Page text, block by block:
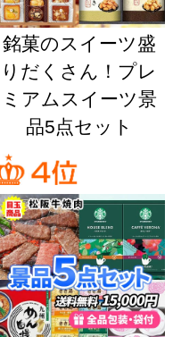
銘菓のスイーツ盛
りだくさん！プレ
ミアムスイーツ景
品5点セット